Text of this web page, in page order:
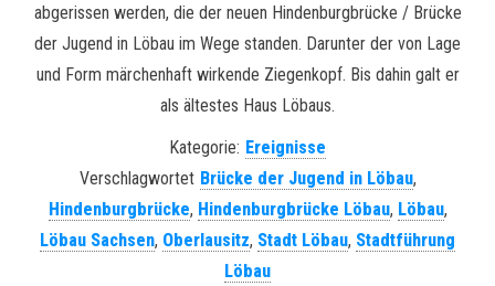
abgerissen werden, die der neuen Hindenburgbrücke / Brücke
der Jugend in Löbau im Wege standen. Darunter der von Lage
und Form märchenhaft wirkende Ziegenkopf. Bis dahin galt er
als ältestes Haus Löbaus.
Kategorie: Ereignisse
Verschlagwortet Brücke der Jugend in Löbau,
Hindenburgbrücke, Hindenburgbrücke Löbau, Löbau,
Löbau Sachsen, Oberlausitz, Stadt Löbau, Stadtführung
Löbau